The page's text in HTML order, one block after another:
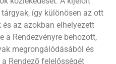
így különösen az ott
az azokban elhelyezett
a Rendezvényre behozott,
megrongálódásából és
Rendező felelősségét